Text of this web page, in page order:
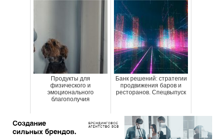
Продукты для
физического и
эмоционального
благополучия
Банк решений: стратегии
продвижения баров и
ресторанов. Спецвыпуск